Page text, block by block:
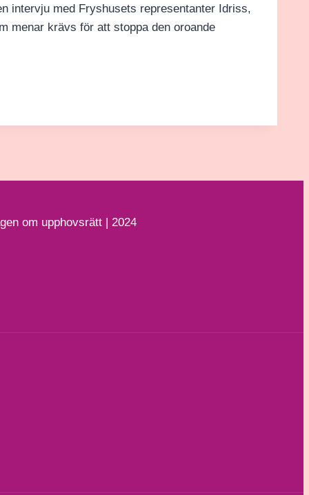
intervju med Fryshusets representanter Idriss,
menar krävs för att stoppa den oroande
om upphovsrätt | 2024